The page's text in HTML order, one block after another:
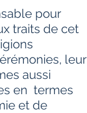
traits de cet
leur
aussi
en  termes
et de